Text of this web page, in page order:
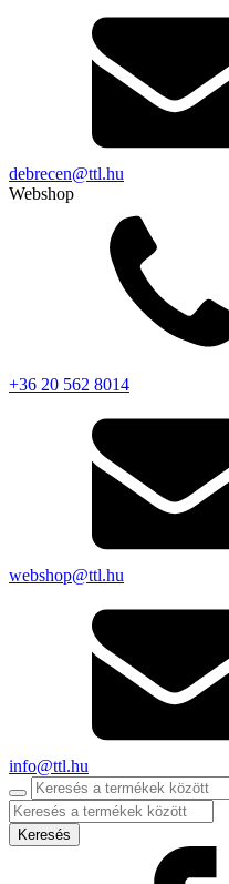
debrecen@ttl.hu
Webshop
+36 20 562 8014
webshop@ttl.hu
info@ttl.hu
Products
search
Keresés